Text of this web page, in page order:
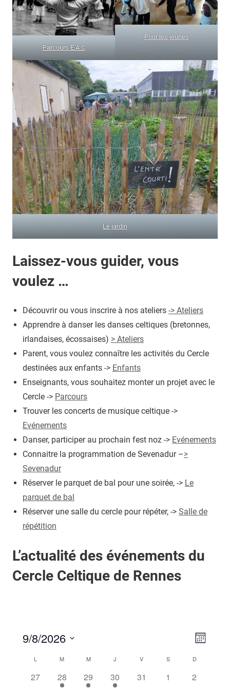
Parcours E.A.C
Pour les jeunes
Le jardin
Laissez-vous guider, vous
voulez …
Découvrir ou vous inscrire à nos ateliers -> Ateliers
Apprendre à danser les danses celtiques (bretonnes,
irlandaises, écossaises) > Ateliers
Parent, vous voulez connaître les activités du Cercle
destinées aux enfants -> Enfants
Enseignants, vous souhaitez monter un projet avec le
Cercle -> Parcours
Trouver les concerts de musique celtique ->
Evénements
Danser, participer au prochain fest noz -> Evénements
Connaitre la programmation de Sevenadur –>
Sevenadur
Réserver le parquet de bal pour une soirée, -> Le
parquet de bal
Réserver une salle du cercle pour répéter, -> Salle de
répétition
L’actualité des événements du
Cercle Celtique de Rennes
par
Mois
9/8/2026
date.
Calendrier
de
L M M J V S D
0
27
1
28
1
29
1
30
0
31
0
1
0
2